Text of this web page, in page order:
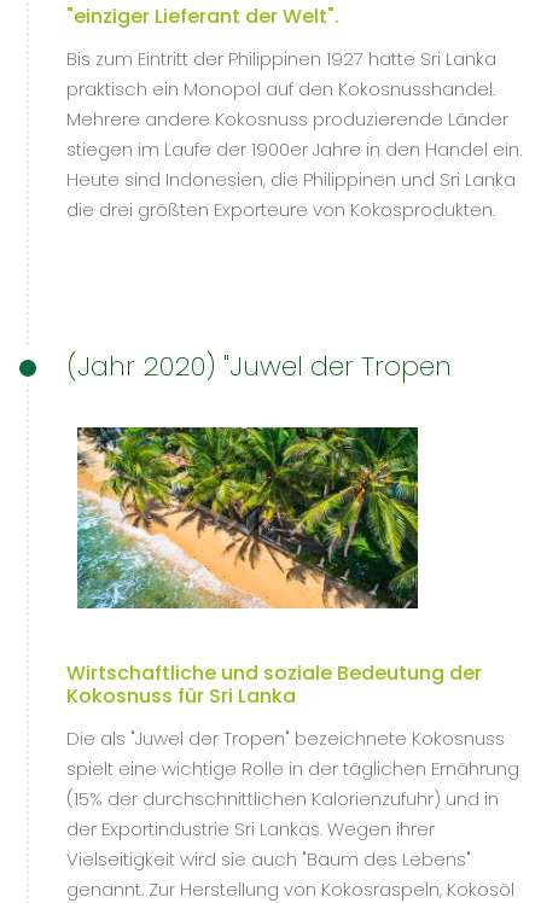
"einziger Lieferant der Welt".
Bis zum Eintritt der Philippinen 1927 hatte Sri Lanka
praktisch ein Monopol auf den Kokosnusshandel.
Mehrere andere Kokosnuss produzierende Länder
stiegen im Laufe der 1900er Jahre in den Handel ein.
Heute sind Indonesien, die Philippinen und Sri Lanka
die drei größten Exporteure von Kokosprodukten.
(Jahr 2020) "Juwel der Tropen
Wirtschaftliche und soziale Bedeutung der
Kokosnuss für Sri Lanka
Die als "Juwel der Tropen" bezeichnete Kokosnuss
spielt eine wichtige Rolle in der täglichen Ernährung
(15% der durchschnittlichen Kalorienzufuhr) und in
der Exportindustrie Sri Lankas. Wegen ihrer
Vielseitigkeit wird sie auch "Baum des Lebens"
genannt. Zur Herstellung von Kokosraspeln, Kokosöl